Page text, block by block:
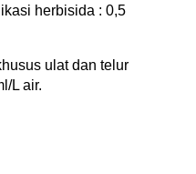
herbisida : 0,5
ulat dan telur
L air.